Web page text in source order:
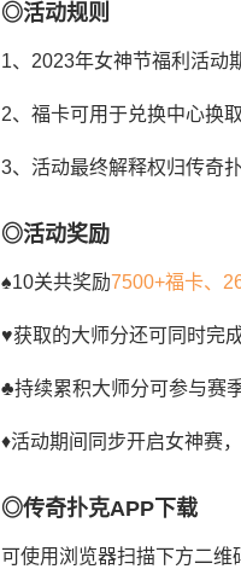
◎活动规则
1、2023年女神节福利活动
2、福卡可用于兑换中心换
3、活动最终解释权归传奇
◎活动奖励
♠10关共奖励7500+福卡、
♥获取的大师分还可同时完
♣持续累积大师分可参与赛
♦活动期间同步开启女神赛
◎传奇扑克APP下载
可使用浏览器扫描下方二维